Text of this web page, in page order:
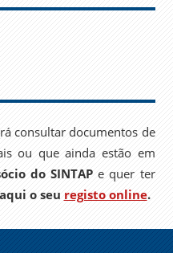
consultar documentos de
ou que ainda estão em
do SINTAPe quer ter
o seu registo online.